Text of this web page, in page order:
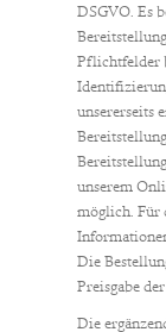
DSGVO. Es
Pflichtfelder
unsererseits
unserem
möglich. Für
Die
Preisgabe
Die